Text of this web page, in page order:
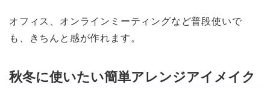
オフィス、オンラインミーティングなど普段使いで
も、きちんと感が作れます。
秋冬に使いたい簡単アレンジアイメイク